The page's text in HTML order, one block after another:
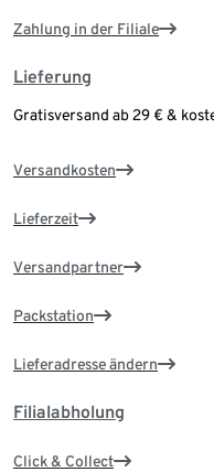
Zahlung in der Filiale
Lieferung
Gratisversand ab 29 € &
Versandkosten
Lieferzeit
Versandpartner
Packstation
Lieferadresse ändern
Filialabholung
Click & Collect